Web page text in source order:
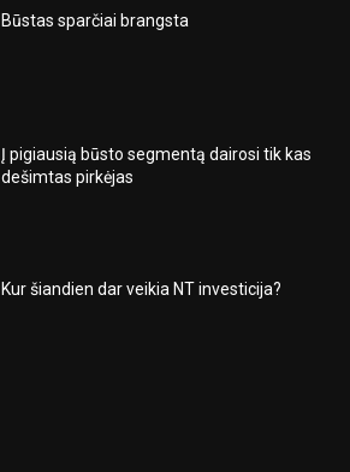
Būstas sparčiai brangsta
Į pigiausią būsto segmentą dairosi tik kas
dešimtas pirkėjas
Kur šiandien dar veikia NT investicija?